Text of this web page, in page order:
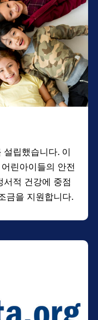
립했습니다. 이
린아이들의 안전
서적 건강에 중점
금을 지원합니다.